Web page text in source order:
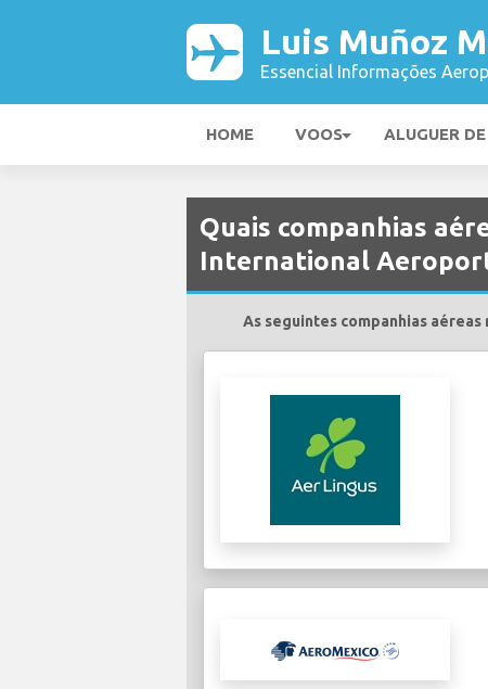
Luis Muñoz
Essencial Informações
HOME VOOS ALUGUER
Quais companhias
International
As seguintes companhias